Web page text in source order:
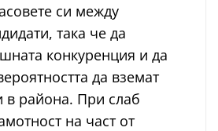
си между
така че да
конкуренция и да
да вземат
в района. При слаб
на част от